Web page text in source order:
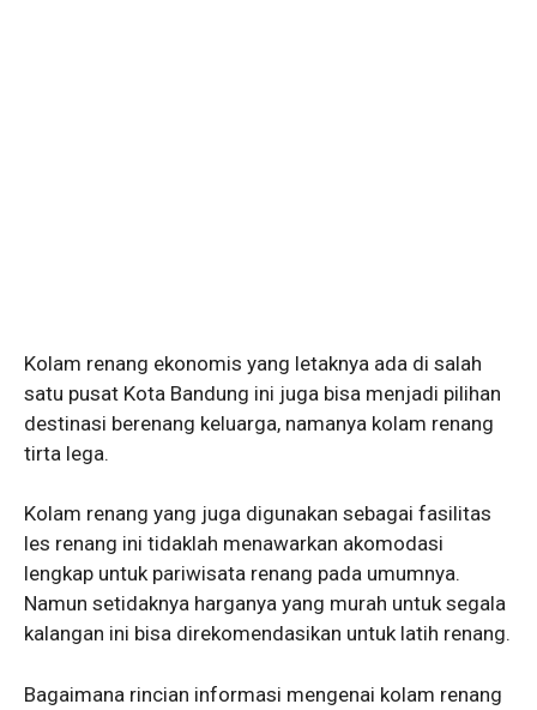
Kolam renang ekonomis yang letaknya ada di salah
satu pusat Kota Bandung ini juga bisa menjadi pilihan
destinasi berenang keluarga, namanya kolam renang
tirta lega.
Kolam renang yang juga digunakan sebagai fasilitas
les renang ini tidaklah menawarkan akomodasi
lengkap untuk pariwisata renang pada umumnya.
Namun setidaknya harganya yang murah untuk segala
kalangan ini bisa direkomendasikan untuk latih renang.
Bagaimana rincian informasi mengenai kolam renang